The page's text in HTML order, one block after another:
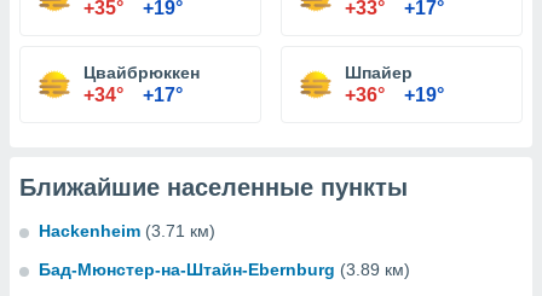
+35° +19° +33° +17°
Цвайбрюккен
+34° +17°
Шпайер
+36° +19°
Ближайшие населенные пункты
Hackenheim (3.71 км)
Бад-Мюнстер-на-Штайн-Ebernburg (3.89 км)